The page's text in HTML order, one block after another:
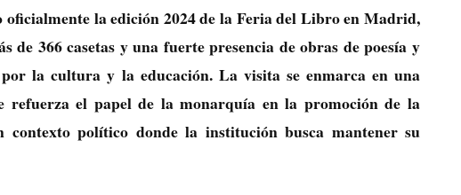
la edición 2024 de la Feria del Libro en Madrid,
de 366 casetas y una fuerte presencia de obras de poesía y
la cultura y la educación. La visita se enmarca en una
refuerza el papel de la monarquía en la promoción de la
político donde la institución busca mantener su